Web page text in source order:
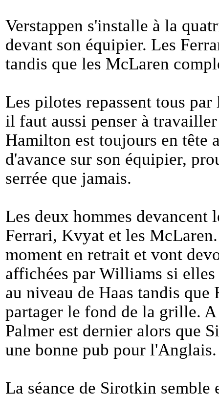
Verstappen s'installe à la
devant son équipier. Les
tandis que les McLaren
Les pilotes repassent tous
il faut aussi penser à
Hamilton est toujours en tête
d'avance sur son équipier,
serrée que jamais.
Les deux hommes
Ferrari, Kvyat et les
moment en retrait et vont
affichées par Williams si
au niveau de Haas tandis
partager le fond de la grille.
Palmer est dernier alors que
une bonne pub pour l'Anglais.
La séance de Sirotkin semble